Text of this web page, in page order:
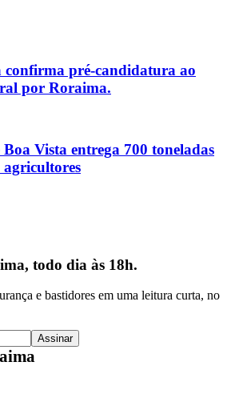
confirma pré-candidatura ao
por Roraima.
Vista entrega 700 toneladas
agricultores
todo dia às 18h.
e bastidores em uma leitura curta, no
Assinar